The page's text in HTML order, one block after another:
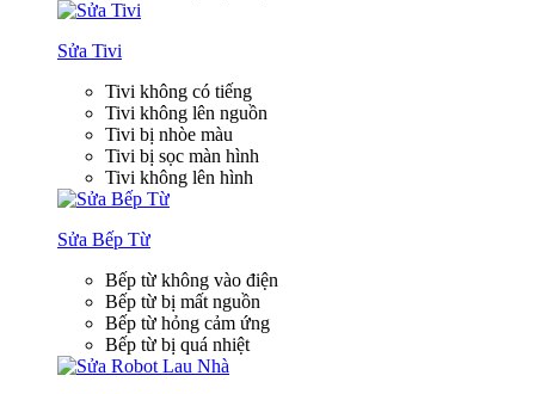
Sửa Tivi
Tivi không có tiếng
Tivi không lên nguồn
Tivi bị nhòe màu
Tivi bị sọc màn hình
Tivi không lên hình
Sửa Bếp Từ
Bếp từ không vào điện
Bếp từ bị mất nguồn
Bếp từ hỏng cảm ứng
Bếp từ bị quá nhiệt